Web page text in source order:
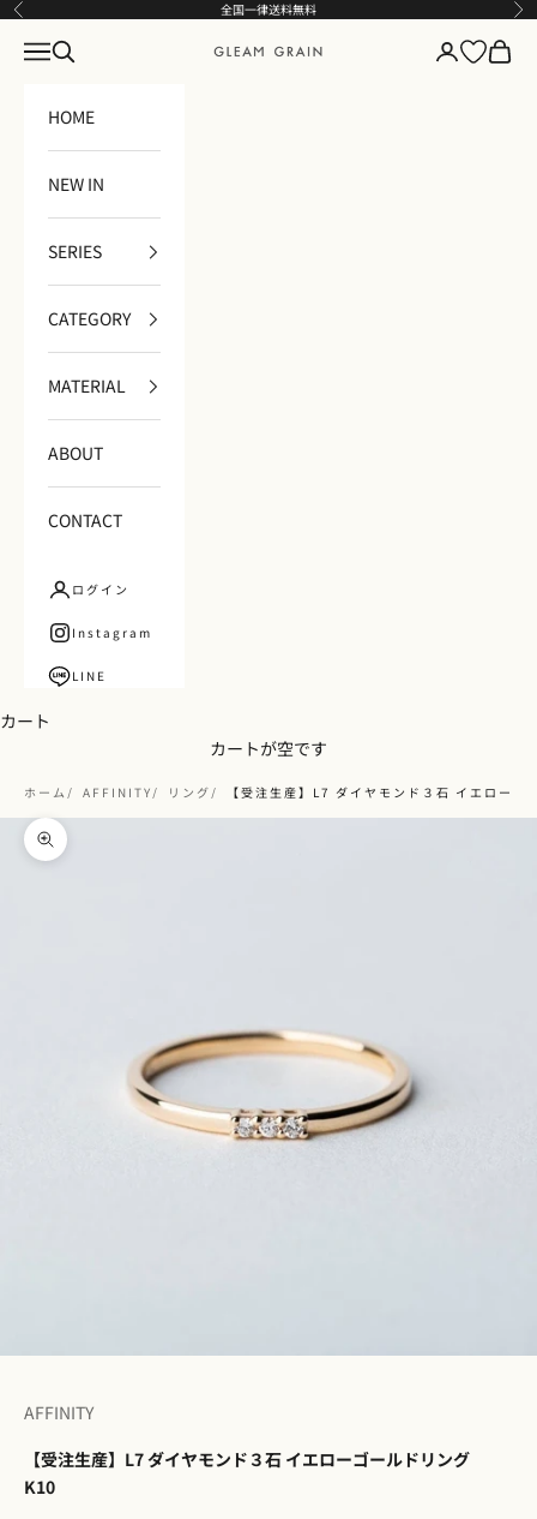
コンテンツへスキップ
前へ 全国一律送料無料 次
GLEAM GRAIN
メニュー
検索 ログインカート
HOME
NEW IN
SERIES
CATEGORY
MATERIAL
ABOUT
CONTACT
ログイン
Instagram
LINE
カート
カートが空です
ホーム AFFINITY リング 【受注生産】L7 ダイヤモンド３石 イエロー
ズームイン
AFFINITY
【受注生産】L7 ダイヤモンド３石 イエローゴールドリング
K10